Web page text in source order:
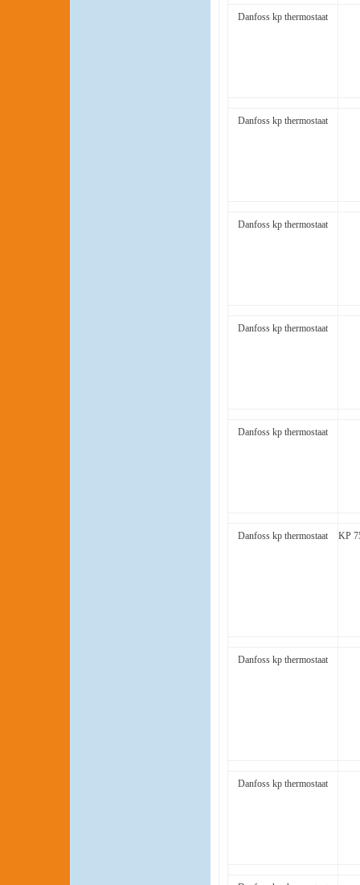
Danfoss kp thermostaat
Danfoss kp thermostaat
Danfoss kp thermostaat
Danfoss kp thermostaat
Danfoss kp thermostaat
Danfoss kp thermostaat KP
Danfoss kp thermostaat
Danfoss kp thermostaat